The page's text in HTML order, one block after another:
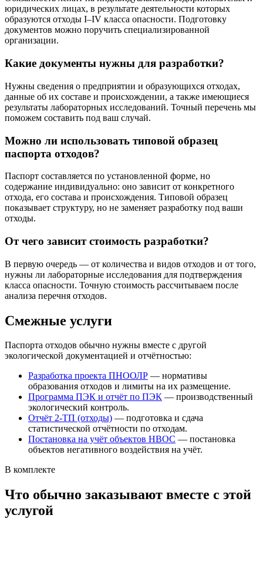
юридических лицах, в результате деятельности которых
образуются отходы I–IV класса опасности. Подготовку
документов можно поручить специализированной
организации.
Какие документы нужны для разработки?
Нужны сведения о предприятии и образующихся отходах,
данные об их составе и происхождении, а также имеющиеся
результаты лабораторных исследований. Точный перечень мы
поможем составить под ваш случай.
Можно ли использовать типовой образец
паспорта отходов?
Паспорт составляется по установленной форме, но
содержание индивидуально: оно зависит от конкретного
отхода, его состава и происхождения. Типовой образец
показывает структуру, но не заменяет разработку под ваши
отходы.
От чего зависит стоимость разработки?
В первую очередь — от количества и видов отходов и от того,
нужны ли лабораторные исследования для подтверждения
класса опасности. Точную стоимость рассчитываем после
анализа перечня отходов.
Смежные услуги
Паспорта отходов обычно нужны вместе с другой
экологической документацией и отчётностью:
Разработка проекта ПНООЛР — нормативы
образования отходов и лимиты на их размещение.
Программа ПЭК и отчёт по ПЭК — производственный
экологический контроль.
Отчёт 2-ТП (отходы) — подготовка и сдача
статистической отчётности по отходам.
Постановка на учёт объектов НВОС — постановка
объектов негативного воздействия на учёт.
В комплекте
Что обычно заказывают вместе с этой
услугой